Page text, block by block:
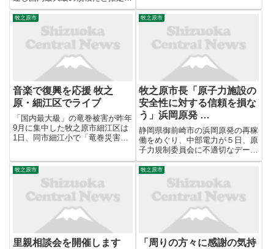
れると発表しました。 9月5日、
台風15号の影響で静岡県の牧之
原市などで竜巻が発生したため気
象庁は現地に職員を派遣して調査
を行ってきました。 調査の結...
牧之原市
音楽で復興を応援 牧之
原・細江区でライブ
「国内最大級」の竜巻被害が昨年
9月に集中した牧之原市細江区は
1日、同市細江小で「竜巻災害復
が冒頭、「まだまだ復興は道半
ば。短い時間だが、楽しい時間に
してほしい」とあいさつ。同区住
牧之原市
牧之原市長「原子力施設の
安全性に対する信頼を損な
う」浜岡原発 …
静岡県御前崎市の浜岡原発の再稼
働をめぐり、中部電力が５日、原
子力規制委員会に不適切なデータ
を提出し、想定される最大の地震
の揺れである「基準地震動」を過
小評価していた疑いがあると発表
した問題で、牧之原市の杉本基久
雄市長は「原子力施設の安全性
牧之原市
里親相談会を開催します
牧之原市
「周りの方々に感謝の気持